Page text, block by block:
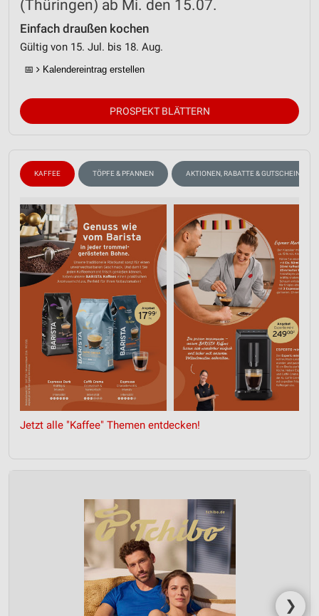
(Thüringen) ab Mi. den 15.07.
Einfach draußen kochen
Gültig von 15. Jul. bis 18. Aug.
📅 Kalendereintrag erstellen
PROSPEKT BLÄTTERN
KAFFEE TÖPFE & PFANNEN AKTIONEN, RABATTE & GUTSCHEINE
Jetzt alle "Kaffee" Themen entdecken!
❯